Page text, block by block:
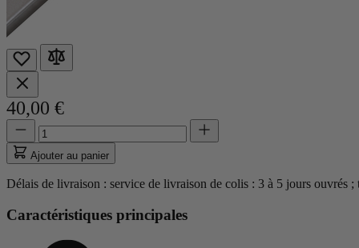
40,00 €
Quantité
mise
jour
à
Quantité
Ajouter au panier
Délais de livraison : service de livraison de colis : 3 à 5 jours ouvrés ;
Caractéristiques principales